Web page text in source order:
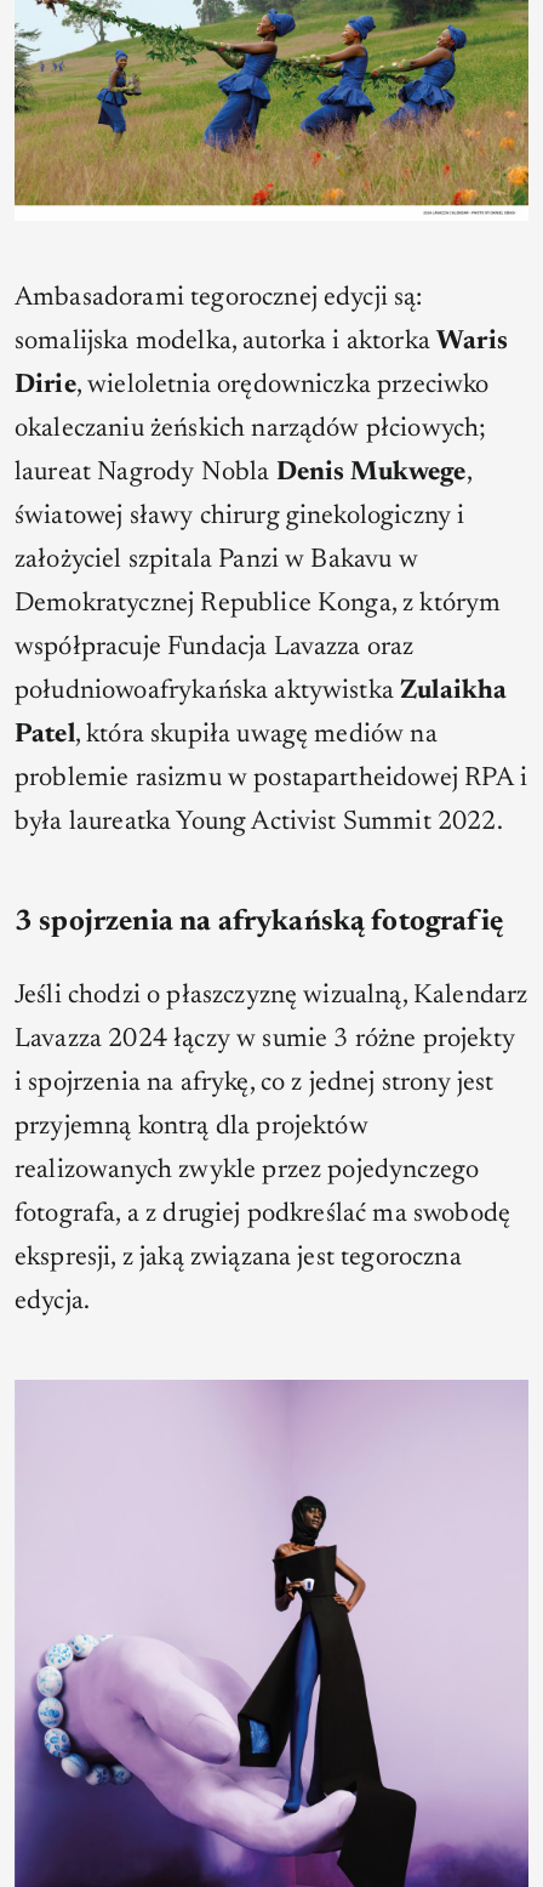
Ambasadorami tegorocznej edycji są:
somalijska modelka, autorka i aktorka Waris
Dirie, wieloletnia orędowniczka przeciwko
okaleczaniu żeńskich narządów płciowych;
laureat Nagrody Nobla Denis Mukwege,
światowej sławy chirurg ginekologiczny i
założyciel szpitala Panzi w Bakavu w
Demokratycznej Republice Konga, z którym
współpracuje Fundacja Lavazza oraz
południowoafrykańska aktywistkaZulaikha
Patel, która skupiła uwagę mediów na
problemie rasizmu w postapartheidowej RPA i
była laureatka Young Activist Summit 2022.
3 spojrzenia na afrykańską fotografię
Jeśli chodzi o płaszczyznę wizualną, Kalendarz
Lavazza 2024 łączy w sumie 3 różne projekty
i spojrzenia na afrykę, co z jednej strony jest
przyjemną kontrą dla projektów
realizowanych zwykle przez pojedynczego
fotografa, a z drugiej podkreślać ma swobodę
ekspresji, z jaką związana jest tegoroczna
edycja.